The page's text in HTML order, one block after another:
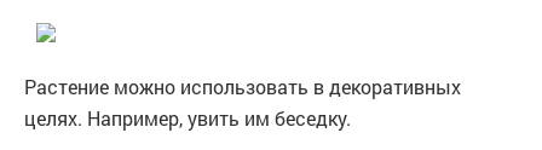
Растение можно использовать в декоративных
целях. Например, увить им беседку.